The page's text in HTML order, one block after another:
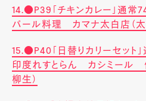
14.●P39「チキンカレー」通常
パール料理 カマナ太白店（太
15.●P40「日替りカリーセット
印度れすとらん カシミール
柳生）